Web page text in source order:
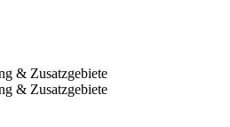
& Zusatzgebiete
& Zusatzgebiete